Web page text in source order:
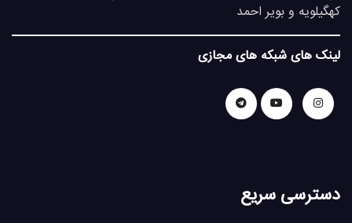
کهگیلویه و بویر احمد
لینک های شبکه های مجازی
دسترسی سریع